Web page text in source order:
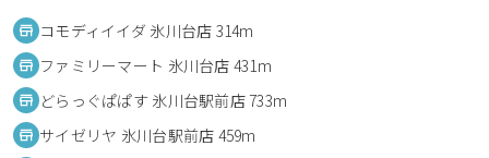
コモディイイダ 氷川台店 314m
ファミリーマート 氷川台店 431m
どらっぐぱぱす 氷川台駅前店 733m
サイゼリヤ 氷川台駅前店 459m